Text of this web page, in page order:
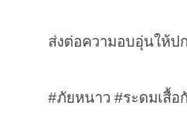
ส่งต่อความอบอุ่นให้ปก
#ภัยหนาว #ระดมเสื้อกันห